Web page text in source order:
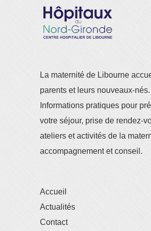
La maternité de Libourne
parents et leurs nouveaux-nés.
Informations pratiques pour
votre séjour, prise de rendez-
ateliers et activités de la
accompagnement et conseil.
Accueil
Actualités
Contact